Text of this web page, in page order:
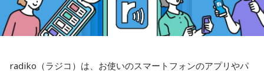
radiko（ラジコ）は、お使いのスマートフォンのアプリやパ